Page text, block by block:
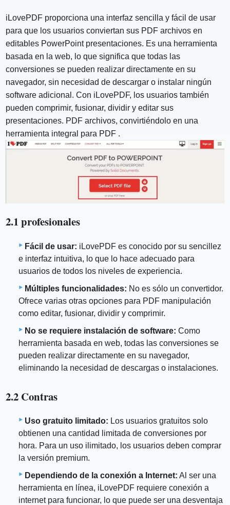
iLovePDF proporciona una interfaz sencilla y fácil de usar
para que los usuarios conviertan sus PDF archivos en
editables PowerPoint presentaciones. Es una herramienta
basada en la web, lo que significa que todas las
conversiones se pueden realizar directamente en su
navegador, sin necesidad de descargar o instalar ningún
software adicional. Con iLovePDF, los usuarios también
pueden comprimir, fusionar, dividir y editar sus
presentaciones. PDF archivos, convirtiéndolo en una
herramienta integral para PDF .
2.1 profesionales
Fácil de usar: iLovePDF es conocido por su sencillez
e interfaz intuitiva, lo que lo hace adecuado para
usuarios de todos los niveles de experiencia.
Múltiples funcionalidades: No es sólo un convertidor.
Ofrece varias otras opciones para PDF manipulación
como editar, fusionar, dividir y comprimir.
No se requiere instalación de software: Como
herramienta basada en web, todas las conversiones se
pueden realizar directamente en su navegador,
eliminando la necesidad de descargas o instalaciones.
2.2 Contras
Uso gratuito limitado: Los usuarios gratuitos solo
obtienen una cantidad limitada de conversiones por
hora. Para un uso ilimitado, los usuarios deben comprar
la versión premium.
Dependiendo de la conexión a Internet: Al ser una
herramienta en línea, iLovePDF requiere conexión a
internet para funcionar, lo que puede ser una desventaja